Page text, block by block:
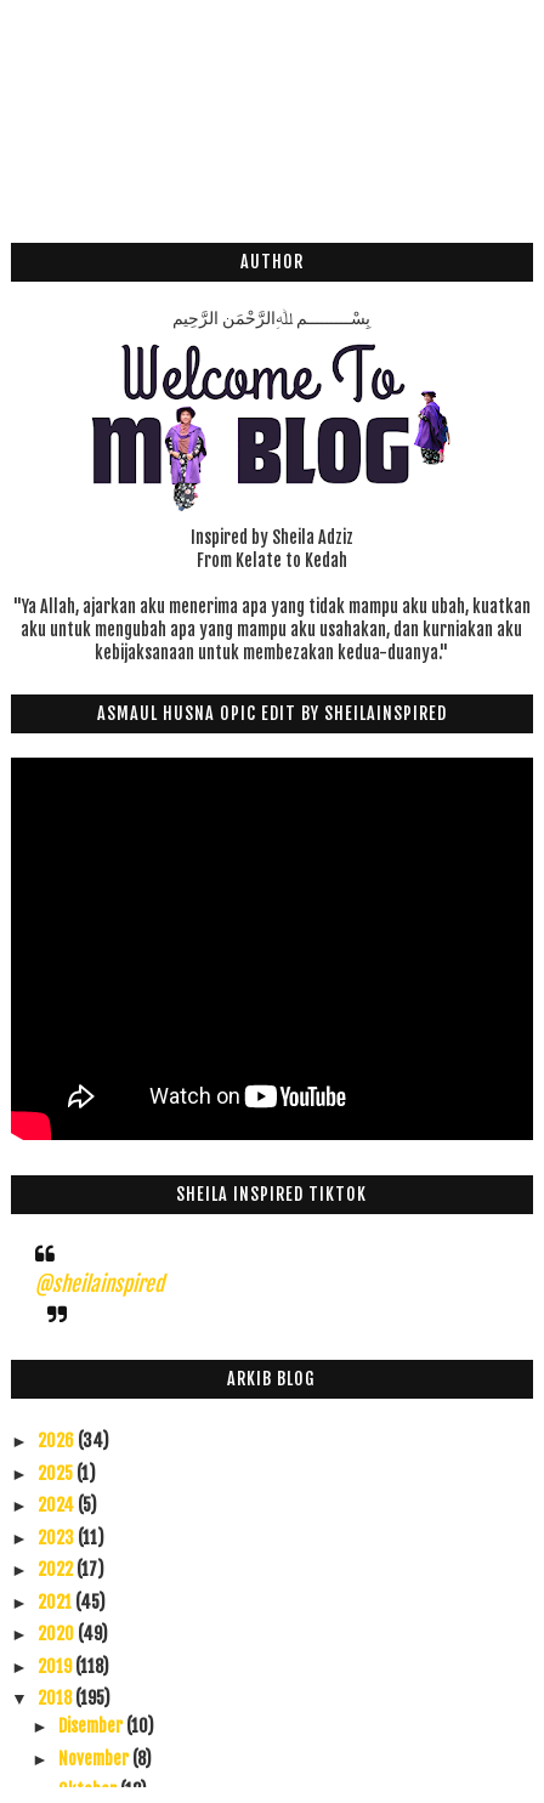
AUTHOR
بِسْـــــــــمِ ﷲِالرَّحْمَنِ الرَّحِيم
Inspired by Sheila Adziz
From Kelate to Kedah
"Ya Allah, ajarkan aku menerima apa yang tidak mampu aku ubah, kuatkan
aku untuk mengubah apa yang mampu aku usahakan, dan kurniakan aku
kebijaksanaan untuk membezakan kedua-duanya."
ASMAUL HUSNA OPIC EDIT BY SHEILAINSPIRED
SHEILA INSPIRED TIKTOK
@sheilainspired
ARKIB BLOG
► 2026 (34)
► 2025 (1)
► 2024 (5)
► 2023 (11)
► 2022(17)
► 2021 (45)
► 2020 (49)
► 2019(118)
▼ 2018(195)
► Disember(10)
► November(8)
Oktober(12)